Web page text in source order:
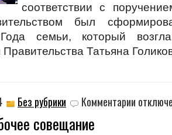
соответствии с
был
семьи, который
Татьяна
Без рубрики Комментарии записи
совещание